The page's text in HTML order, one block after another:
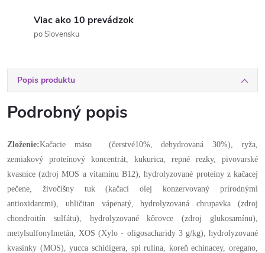
Viac ako 10 prevádzok
po Slovensku
Popis produktu
Podrobný popis
Zloženie:Kačacie mäso (čerstvé10%, dehydrovaná 30%), ryža,
zemiakový proteínový koncentrát, kukurica, repné rezky, pivovarské
kvasnice (zdroj MOS a vitamínu B12), hydrolyzované proteíny z kačacej
pečene, živočíšny tuk (kačací olej konzervovaný prírodnými
antioxidantmi), uhličitan vápenatý, hydrolyzovaná chrupavka (zdroj
chondroitín sulfátu), hydrolyzované kôrovce (zdroj glukosamínu),
metylsulfonylmetán, XOS (Xylo - oligosacharidy 3 g/kg), hydrolyzované
kvasinky (MOS), yucca schidigera, spi rulina, koreň echinacey, oregano,